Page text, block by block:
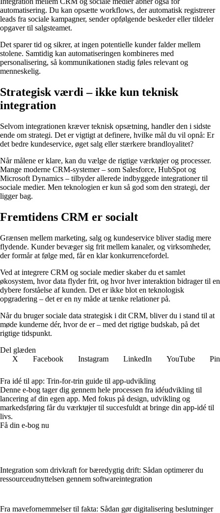
automatisering. Du kan opsætte workflows, der automatisk registrerer
leads fra sociale kampagner, sender opfølgende beskeder eller tildeler
opgaver til salgsteamet.
Det sparer tid og sikrer, at ingen potentielle kunder falder mellem
stolene. Samtidig kan automatiseringen kombineres med
personalisering, så kommunikationen stadig føles relevant og
menneskelig.
Strategisk værdi – ikke kun teknisk
integration
Selvom integrationen kræver teknisk opsætning, handler den i sidste
ende om strategi. Det er vigtigt at definere, hvilke mål du vil opnå: Er
det bedre kundeservice, øget salg eller stærkere brandloyalitet?
Når målene er klare, kan du vælge de rigtige værktøjer og processer.
Mange moderne CRM-systemer – som Salesforce, HubSpot og
Microsoft Dynamics – tilbyder allerede indbyggede integrationer til
sociale medier. Men teknologien er kun så god som den strategi, der
ligger bag.
Fremtidens CRM er socialt
Grænsen mellem marketing, salg og kundeservice bliver stadig mere
flydende. Kunder bevæger sig frit mellem kanaler, og virksomheder,
der formår at følge med, får en klar konkurrencefordel.
Ved at integrere CRM og sociale medier skaber du et samlet
økosystem, hvor data flyder frit, og hvor hver interaktion bidrager til en
dybere forståelse af kunden. Det er ikke blot en teknologisk
opgradering – det er en ny måde at tænke relationer på.
Når du bruger sociale data strategisk i dit CRM, bliver du i stand til at
møde kunderne dér, hvor de er – med det rigtige budskab, på det
rigtige tidspunkt.
Del glæden
X
Facebook Instagram LinkedIn YouTube
Fra idé til app: Trin-for-trin guide til app-udvikling
Denne e-bog tager dig gennem hele processen fra idéudvikling til
lancering af din egen app. Med fokus på design, udvikling og
markedsføring får du værktøjer til succesfuldt at bringe din app-idé til
livs.
Få din e-bog nu
Integration som drivkraft for bæredygtig drift: Sådan optimerer du
ressourceudnyttelsen gennem softwareintegration
Fra mavefornemmelser til fakta: Sådan gør digitalisering beslutninger